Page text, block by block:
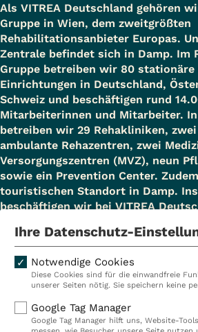
Als VITREA Deutschland gehören
Gruppe in Wien, dem zweitgrößten
Rehabilitationsanbieter Europas.
Zentrale befindet sich in Damp. Im
Gruppe betreiben wir 80 stationäre
Einrichtungen in Deutschland,
Schweiz und beschäftigen rund
Mitarbeiterinnen und Mitarbeiter.
betreiben wir 29 Rehakliniken,
ambulante Rehazentren, zwei
Versorgungszentren (MVZ), neun
sowie ein Prevention Center.
touristischen Standort in Damp.
beschäftigen wir bei VITREA
Kliniken
Reha
Prävention
Ihre Datenschutz-
Notwendige Cookies
Diese Cookies sind für die einwandfreie
unserer Seiten nötig. Sie speichern keine
Google Tag Manager
Google Tag Manager hilft uns, Website-